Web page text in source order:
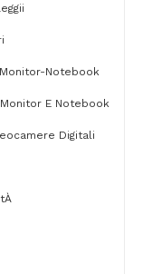
Notebook
E Notebook
Digitali